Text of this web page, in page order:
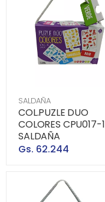
SALDAÑA
COL.PUZLE DUO
COLORES CPU017-1
SALDAÑA
Gs. 62.244